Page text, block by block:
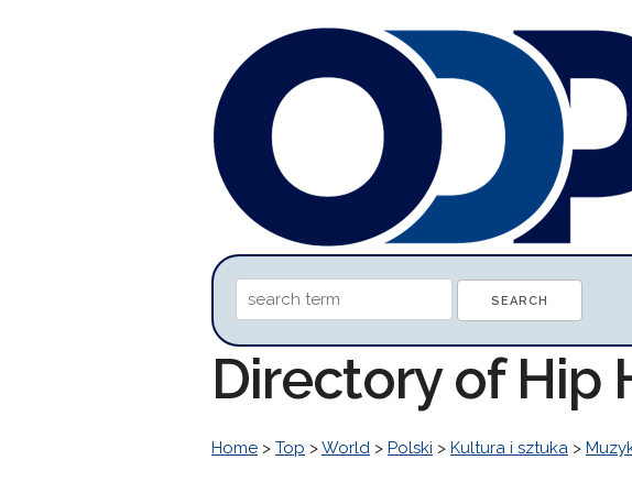
Directory of Hip
Home > Top >World > Polski > Kultura i sztuka >